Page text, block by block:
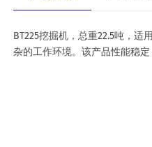
BT225挖掘机，总重22.5吨，适
杂的工作环境。该产品性能稳定